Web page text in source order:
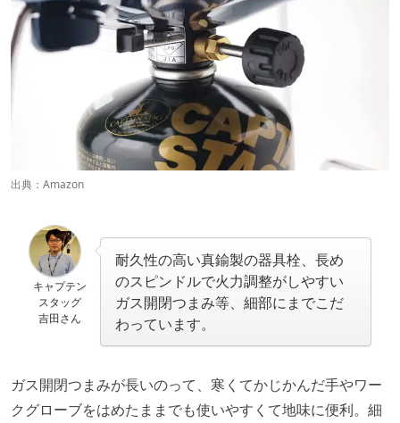
出典： Amazon
キャプテン
スタッグ
吉田さん
耐久性の高い真鍮製の器具栓、長め
のスピンドルで火力調整がしやすい
ガス開閉つまみ等、細部にまでこだ
わっています。
ガス開閉つまみが長いのって、寒くてかじかんだ手やワー
クグローブをはめたままでも使いやすくて地味に便利。細